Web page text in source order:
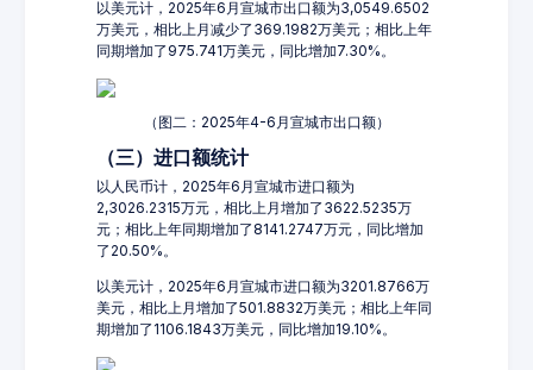
以美元计，2025年6月宣城市出口额为3,0549.6502
万美元，相比上月减少了369.1982万美元；相比上年
同期增加了975.741万美元，同比增加7.30%。
（图二：2025年4-6月宣城市出口额）
（三）进口额统计
以人民币计，2025年6月宣城市进口额为
2,3026.2315万元，相比上月增加了3622.5235万
元；相比上年同期增加了8141.2747万元，同比增加
了20.50%。
以美元计，2025年6月宣城市进口额为3201.8766万
美元，相比上月增加了501.8832万美元；相比上年同
期增加了1106.1843万美元，同比增加19.10%。